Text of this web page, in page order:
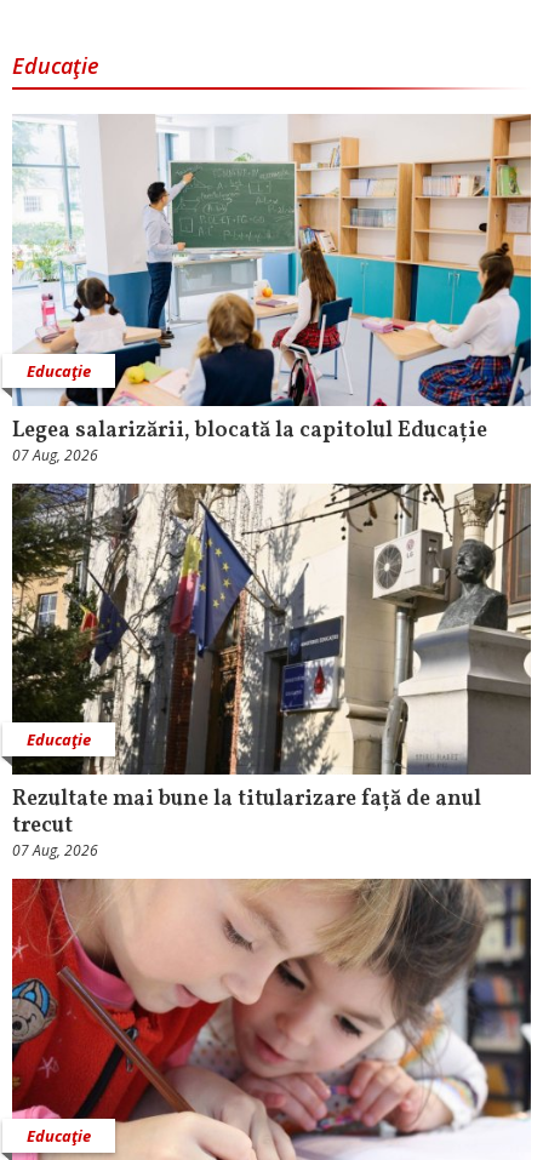
Educaţie
Educaţie
Legea salarizării, blocată la capitolul Educație
07 Aug, 2026
Educaţie
Rezultate mai bune la titularizare față de anul
trecut
07 Aug, 2026
Educaţie